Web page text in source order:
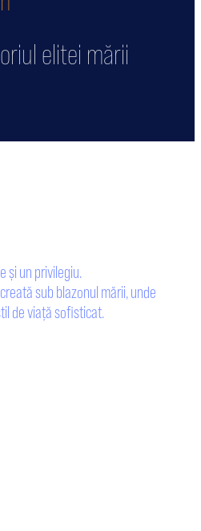
elitei mării
și un privilegiu.
sub blazonul mării, unde
de viață soﬁsticat.